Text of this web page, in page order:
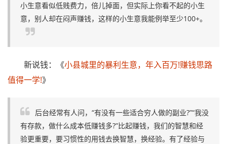
小生意看似低贱费力，倍儿掉面，但实际上你看不起的小生
意，别人却在闷声赚钱，这样的小生意我能例举至少100+。
新说钱：《小县城里的暴利生意，年入百万!赚钱思路
值得一学!》
后台经常有人问，“有没有一些适合穷人做的副业?”“我没
有存款，做什么成本低赚钱多?”比起赚钱，我们的智慧和经
验更重要，要习惯性的用钱去换智慧，换经验。有了经验与